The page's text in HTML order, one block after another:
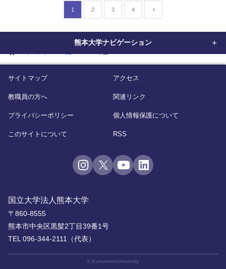
home
1 2 3 4
熊本大学ナビゲーション
国立大学法人熊本大学
〒860-8555
熊本市中央区黒髪2丁目39番1号
TEL 096-344-2111（代表）
サイトマップ アクセス
教職員の方へ 関連リンク
プライバシーポリシー 個人情報保護について
このサイトについて RSS
© KumamotoUniversity